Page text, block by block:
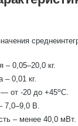
– 0,05–20,0 кг.
– 0,01 кг.
— от -20 до +45оС.
7,0–9,0 В.
– менее 40,0 мВт.